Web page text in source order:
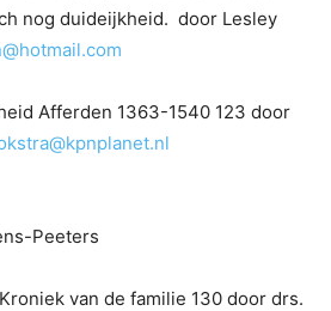
nog duideijkheid. door Lesley
Afferden 1363-1540 123 door
Peeters
van de familie 130 door drs.